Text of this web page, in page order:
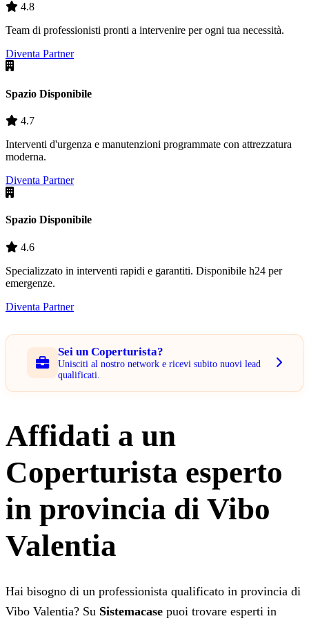
4.8
Team di professionisti pronti a intervenire per ogni tua necessità.
Diventa Partner
Spazio Disponibile
4.7
Interventi d'urgenza e manutenzioni programmate con attrezzatura
moderna.
Diventa Partner
Spazio Disponibile
4.6
Specializzato in interventi rapidi e garantiti. Disponibile h24 per
emergenze.
Diventa Partner
Sei un Coperturista?
Unisciti al nostro network e ricevi subito nuovi lead
qualificati.
Affidati a un
Coperturista esperto
in provincia di Vibo
Valentia
Hai bisogno di un professionista qualificato in provincia di
Vibo Valentia? Su Sistemacase puoi trovare esperti in